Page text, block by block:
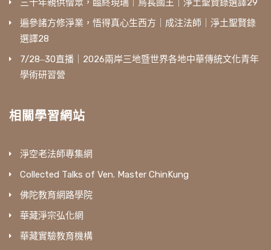
三十年親供僧眾，臨終現瑞｜烏萇國王｜淨土聖賢錄選譯29
遍參諸方修淨業，悟得真心生西方｜成注法師｜淨土聖賢錄
選譯28
7/28‒30直播｜2026兩岸三地暨世界各地中華傳統文化青年
學術研習營
相關學習網站
淨空老法師專集網
Collected Talks of Ven. Master ChinKung
佛陀教育網路學院
華藏淨宗弘化網
華藏實驗教育機構